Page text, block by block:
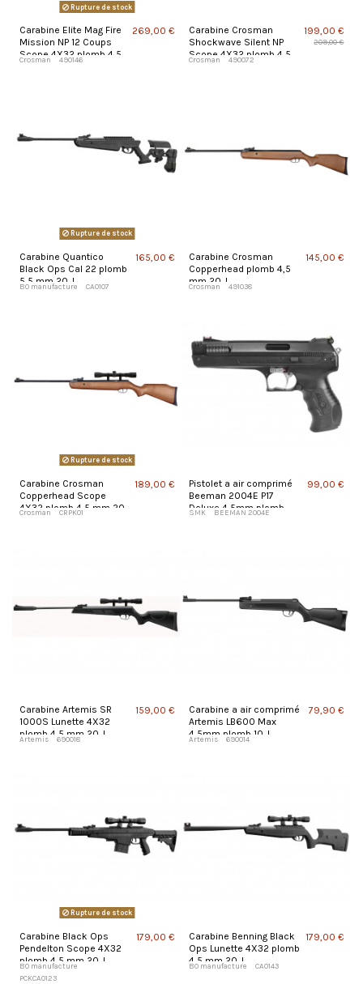
Rupture de stock
Carabine Elite Mag Fire
Mission NP 12 Coups
Scope 4X32 plomb 4,5
Crosman 490146
269,00 €
Carabine Crosman
Shockwave Silent NP
Scope 4X32 plomb 4,5
Crosman 490072
199,00 €
209,00 €
Rupture de stock
Carabine Quantico
Black Ops Cal 22 plomb
5,5 mm 20 J
BO manufacture CA0107
165,00 €
Carabine Crosman
Copperhead plomb 4,5
mm 20 J
Crosman 491038
145,00 €
Rupture de stock
Carabine Crosman
Copperhead Scope
4X32 plomb 4,5 mm 20
Crosman CRPK01
189,00 €
Pistolet a air comprimé
Beeman 2004E P17
Deluxe 4,5mm plomb
SMK BEEMAN 2004E
99,00 €
Carabine Artemis SR
1000S Lunette 4X32
plomb 4,5 mm 20 J
Artemis 690018
159,00 €
Carabine a air comprimé
Artemis LB600 Max
4,5mm plomb 10 J
Artemis 690014
79,90 €
Rupture de stock
Carabine Black Ops
Pendelton Scope 4X32
plomb 4,5 mm 20 J
BO manufacture
PCKCA0123
179,00 €
Carabine Benning Black
Ops Lunette 4X32 plomb
4,5 mm 20 J
BO manufacture CA0143
179,00 €